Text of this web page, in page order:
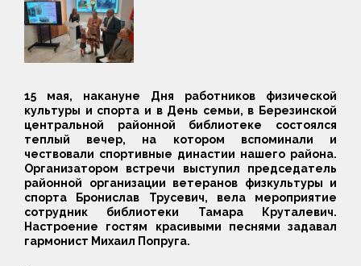
15 мая, накануне Дня работников физической
культуры и спорта и в День семьи, в Березинской
центральной районной библиотеке состоялся
теплый вечер, на котором вспоминали и
чествовали спортивные династии нашего района.
Организатором встречи выступил председатель
районной организации ветеранов физкультуры и
спорта Бронислав Трусевич, вела мероприятие
сотрудник библиотеки Тамара Круталевич.
Настроение гостям красивыми песнями задавал
гармонист Михаил Попруга.